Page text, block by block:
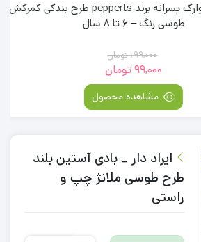
ایراد دار _ شلوارک پسرانه برند pepperts طرح بندکی کمرکش
طوسی رنگ – 6 تا 8 سال
199,000تومان
قیمت
اصلی:
199,000
99,000 تومان
قیمت
فعلی:
99,000
مشاهده محصول
ایراد دار _ بادی آستین بلند
طرح طوسی ملانژ چپ و
راستی